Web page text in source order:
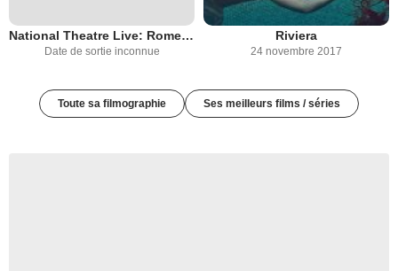
National Theatre Live: Romeo and Juliet
Date de sortie inconnue
Riviera
24 novembre 2017
Toute sa filmographie Ses meilleurs films / séries